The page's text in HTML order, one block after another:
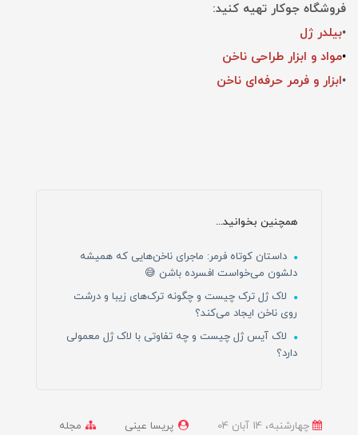
فروشگاه جوکار تهیه کنید:
•بیلدر ژل
•مواد و ابزار طراحی ناخن
•ابزار و فرمر حرفه‌ای ناخن
همچنین بخوانید...
داستان کوتاه فرمر: ماجرای ناخن‌هایی که همیشه
دلشون می‌خواست افسرده باشن 😅
لاک ژل ترک چیست و چگونه ترک‌های زیبا و درشت
روی ناخن ایجاد می‌کند؟
لاک آیس ژل چیست و چه تفاوتی با لاک ژل معمولی
دارد؟
چهارشنبه، 14 آبان 04 پریسا عینی
مجله